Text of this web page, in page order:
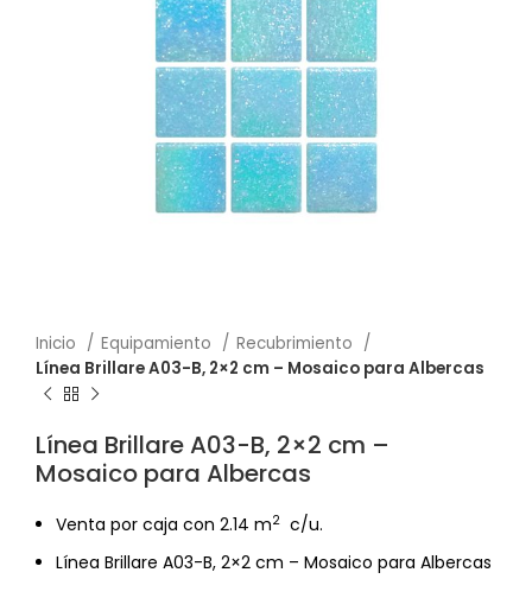
Inicio Equipamiento
Recubrimiento
Línea Brillare A03-B, 2×2 cm – Mosaico para Albercas
Línea Brillare A03-B, 2×2 cm –
Mosaico para Albercas
Venta por caja con 2.14 m2 c/u.
Línea Brillare A03-B, 2×2 cm – Mosaico para Albercas